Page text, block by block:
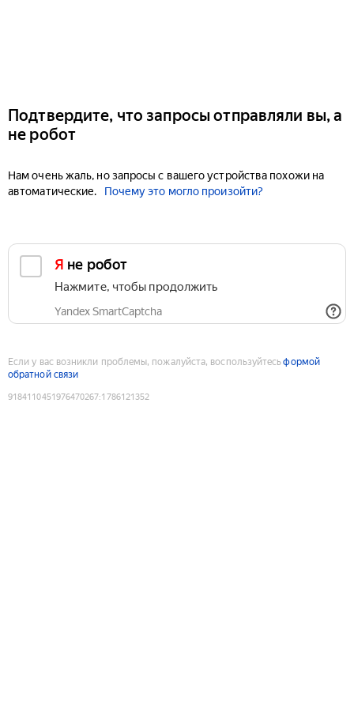
Подтвердите, что запросы отправляли вы, а
не робот
Нам очень жаль, но запросы с вашего устройства похожи на
автоматические.
Почему это могло произойти?
Я не робот
Нажмите, чтобы продолжить
Yandex SmartCaptcha
Если у вас возникли проблемы, пожалуйста, воспользуйтесьформой
обратной связи
9184110451976470267:1786121352